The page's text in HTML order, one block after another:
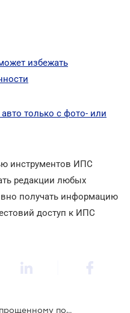
избежать
только с фото- или
инструментов ИПС
редакции любых
получать информацию
доступ к ИПС
Растаможить "евробляхи" по упрощенному порядку можно до 31 декабря: Закон вступил в силу